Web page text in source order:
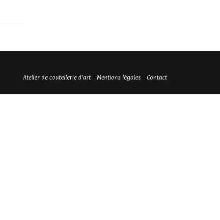
Atelier de coutellerie d’art Mentions légales Contact